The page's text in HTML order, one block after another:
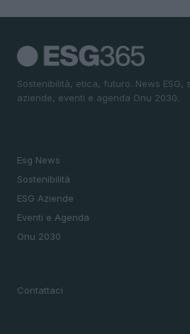
Sostenibilità, etica, futuro. News ESG,
aziende, eventi e agenda Onu 2030.
Esg News
Sostenibilità
ESG Aziende
Eventi e Agenda
Onu 2030
Contattaci